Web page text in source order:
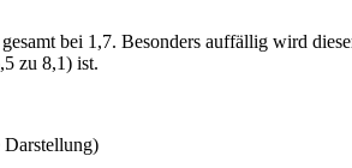
bei 1,7. Besonders auffällig wird
zu 8,1) ist.